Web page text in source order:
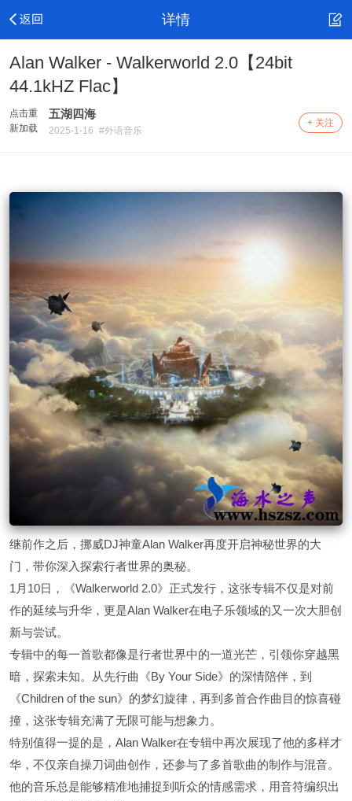
详情
Alan Walker - Walkerworld 2.0【24bit
44.1kHZ Flac】
点击重
新加载
五湖四海
2025-1-16 #外语音乐
+ 关注
继前作之后，挪威DJ神童Alan Walker再度开启神秘世界的大
门，带你深入探索行者世界的奥秘。
1月10日，《Walkerworld 2.0》正式发行，这张专辑不仅是对前
作的延续与升华，更是Alan Walker在电子乐领域的又一次大胆创
新与尝试。
专辑中的每一首歌都像是行者世界中的一道光芒，引领你穿越黑
暗，探索未知。从先行曲《By Your Side》的深情陪伴，到
《Children of the sun》的梦幻旋律，再到多首合作曲目的惊喜碰
撞，这张专辑充满了无限可能与想象力。
特别值得一提的是，Alan Walker在专辑中再次展现了他的多样才
华，不仅亲自操刀词曲创作，还参与了多首歌曲的制作与混音。
他的音乐总是能够精准地捕捉到听众的情感需求，用音符编织出